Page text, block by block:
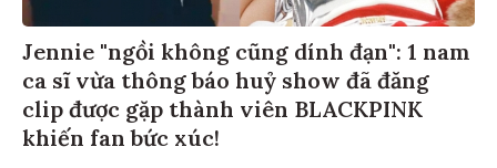
Jennie "ngồi không cũng dính đạn": 1 nam
ca sĩ vừa thông báo huỷ show đã đăng
clip được gặp thành viên BLACKPINK
khiến fan bức xúc!